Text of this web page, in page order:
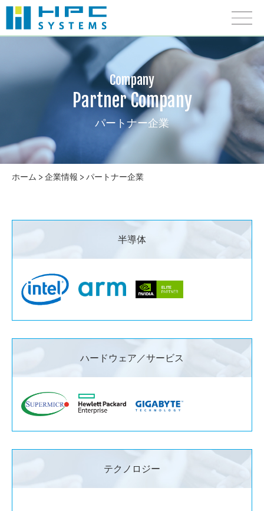
Company
Partner Company
パートナー企業
ホーム > 企業情報 > パートナー企業
半導体
ハードウェア／サービス
テクノロジー